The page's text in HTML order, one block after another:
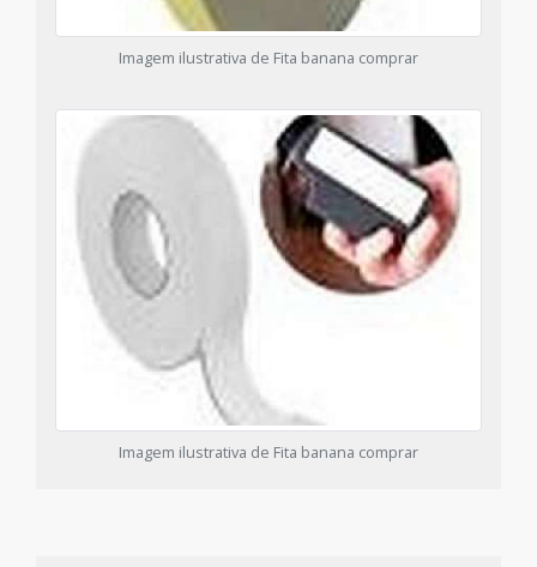
Imagem ilustrativa de Fita banana comprar
Imagem ilustrativa de Fita banana comprar